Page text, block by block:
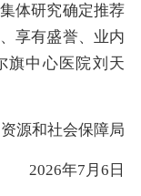
体研究确定推荐
享有盛誉、业内
旗中心医院刘天
源和社会保障局
2026年7月6日